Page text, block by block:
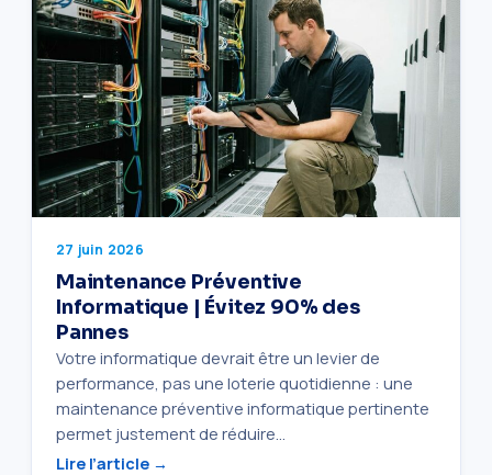
27 juin 2026
Maintenance Préventive
Informatique | Évitez 90% des
Pannes
Votre informatique devrait être un levier de
performance, pas une loterie quotidienne : une
maintenance préventive informatique pertinente
permet justement de réduire…
Lire l’article →